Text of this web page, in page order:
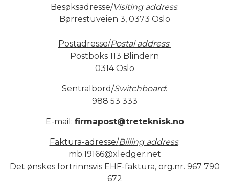
Besøksadresse/Visiting address:
Børrestuveien 3, 0373 Oslo
Postadresse/Postal address:
Postboks 113 Blindern
0314 Oslo
Sentralbord/Switchboard:
988 53 333
E-mail: firmapost@treteknisk.no
Faktura-adresse/Billing address:
mb.19166@xledger.net
Det ønskes fortrinnsvis EHF-faktura, org.nr. 967 790
672